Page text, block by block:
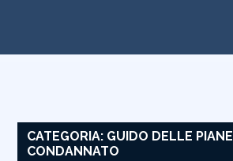
CATEGORIA: GUIDO DELLE PIANE
CONDANNATO